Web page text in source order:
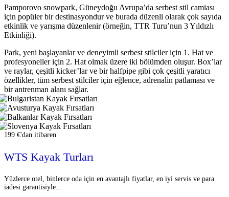
Pamporovo snowpark, Güneydoğu Avrupa’da serbest stil camiası
için popüler bir destinasyondur ve burada düzenli olarak çok sayıda
etkinlik ve yarışma düzenlenir (örneğin, TTR Turu’nun 3 Yıldızlı
Etkinliği).
Park, yeni başlayanlar ve deneyimli serbest stilciler için 1. Hat ve
profesyoneller için 2. Hat olmak üzere iki bölümden oluşur. Box’lar
ve raylar, çeşitli kicker’lar ve bir halfpipe gibi çok çeşitli yaratıcı
özellikler, tüm serbest stilciler için eğlence, adrenalin patlaması ve
bir antrenman alanı sağlar.
199 €'dan itibaren
WTS Kayak Turları
Yüzlerce otel, binlerce oda için en avantajlı fiyatlar, en iyi servis ve para
iadesi garantisiyle...